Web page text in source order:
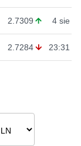
2.7309 4 sie
2.7284 23:31